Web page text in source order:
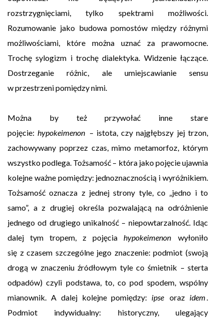
rozstrzygnięciami, tylko spektrami możliwości.
Rozumowanie jako budowa pomostów między różnymi
możliwościami, które można uznać za prawomocne.
Trochę sylogizm i trochę dialektyka. Widzenie łączące.
Dostrzeganie różnic, ale umiejscawianie sensu
w przestrzeni pomiędzy nimi.
Można by też przywołać inne stare
pojęcie:hypokeimenon – istota, czy najgłębszy jej trzon,
zachowywany poprzez czas, mimo metamorfoz, którym
wszystko podlega. Tożsamość – która jako pojęcie ujawnia
kolejne ważne pomiędzy: jednoznacznością i wyróżnikiem.
Tożsamość oznacza z jednej strony tyle, co „jedno i to
samo”, a z drugiej określa pozwalającą na odróżnienie
jednego od drugiego unikalność – niepowtarzalność. Idąc
dalej tym tropem, z pojęcia hypokeimenon
wyłoniło
się z czasem szczególne jego znaczenie: podmiot (swoją
drogą w znaczeniu źródłowym tyle co śmietnik – sterta
odpadów) czyli podstawa, to, co pod spodem, wspólny
mianownik. A dalej kolejne pomiędzy: ipse oraz idem.
Podmiot indywidualny: historyczny, ulegający